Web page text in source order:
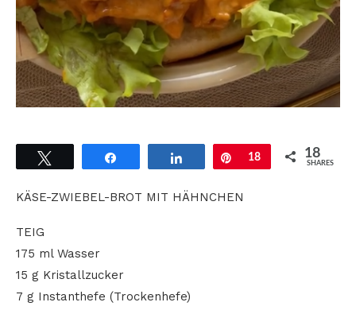
Pin
18 18
SHARES
KÄSE-ZWIEBEL-BROT MIT HÄHNCHEN
TEIG
175 ml Wasser
15 g Kristallzucker
7 g Instanthefe (Trockenhefe)